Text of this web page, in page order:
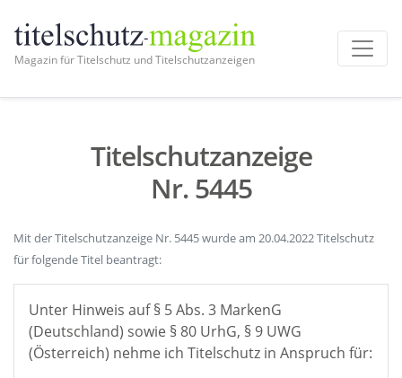
Magazin für Titelschutz und Titelschutzanzeigen
Titelschutzanzeige
Nr. 5445
Mit der Titelschutzanzeige Nr. 5445 wurde am 20.04.2022 Titelschutz
für folgende Titel beantragt:
Unter Hinweis auf § 5 Abs. 3 MarkenG
(Deutschland) sowie § 80 UrhG, § 9 UWG
(Österreich) nehme ich Titelschutz in Anspruch für: